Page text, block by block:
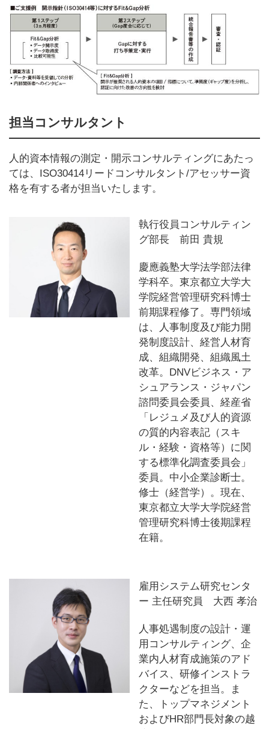
担当コンサルタント
人的資本情報の測定・開示コンサルティングにあたっ
ては、ISO30414リードコンサルタント/アセッサー資
格を有する者が担当いたします。
執行役員コンサルティン
グ部長 前田 貴規
慶應義塾大学法学部法律
学科卒。東京都立大学大
学院経営管理研究科博士
前期課程修了。専門領域
は、人事制度及び能力開
発制度設計、経営人材育
成、組織開発、組織風土
改革。DNVビジネス・ア
シュアランス・ジャパン
諮問委員会委員、経産省
「レジュメ及び人的資源
の質的内容表記（スキ
ル・経験・資格等）に関
する標準化調査委員会」
委員。中小企業診断士。
修士（経営学）。現在、
東京都立大学大学院経営
管理研究科博士後期課程
在籍。
雇用システム研究センタ
ー 主任研究員 大西 孝治
人事処遇制度の設計・運
用コンサルティング、企
業内人材育成施策のアド
バイス、研修インストラ
クターなどを担当。ま
た、トップマネジメント
およびHR部門長対象の越